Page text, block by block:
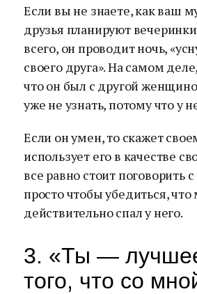
Если вы не знаете, как ваш
друзья планируют
всего, он проводит ночь,
своего друга». На самом
что он был с другой
уже не узнать, потому что у
Если он умен, то скажет
использует его в качестве
все равно стоит поговорить
просто чтобы убедиться,
действительно спал у него.
3. «Ты —
того, что со